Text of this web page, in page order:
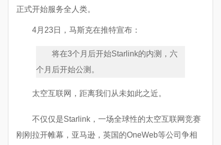
正式开始服务全人类。
4月23日，马斯克在推特宣布：
将在3个月后开始Starlink的内测，六
个月后开始公测。
太空互联网，距离我们从未如此之近。
不仅仅是Starlink，一场全球性的太空互联网竞赛
刚刚拉开帷幕，亚马逊，英国的OneWeb等公司争相